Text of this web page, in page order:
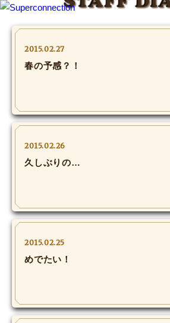
2015.02.27
春の予感？！
2015.02.26
久しぶりの…
2015.02.25
めでたい！
SHIHO’s DIARY
STAFF DIARY
SHIHO’s VOICE
SPECIAL
#Throwback
Monostagram